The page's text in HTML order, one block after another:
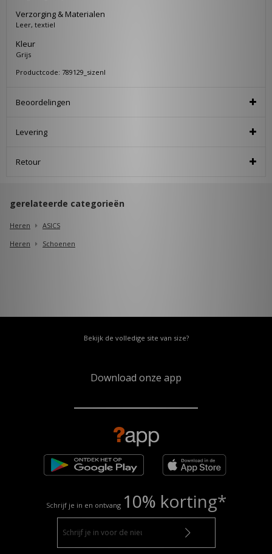
Verzorging & Materialen
Leer, textiel
Kleur
Grijs
Productcode: 789129_sizenl
Beoordelingen
Levering
Retour
gerelateerde categorieën
Heren
ASICS
Heren
Schoenen
Bekijk de volledige site van size?
Download onze app
Schrijf je in en ontvang 10% korting*